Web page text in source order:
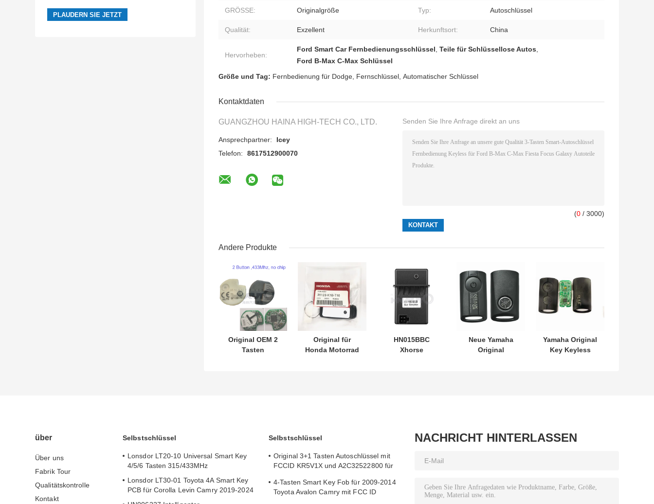
GRÖSSE: Originalgröße Typ: Autoschlüssel
Qualität: Exzellent Herkunftsort: China
Hervorheben:
Ford Smart Car Fernbedienungsschlüssel, Teile für Schlüssellose Autos,
Ford B-Max C-Max Schlüssel
Größe und Tag: Fernbedienung für Dodge, Fernschlüssel, Automatischer Schlüssel
Kontaktdaten
GUANGZHOU HAINA HIGH-TECH CO., LTD.
Ansprechpartner:
Icey
Telefon:
8617512900070
Senden Sie Ihre Anfrage direkt an uns
(0 / 3000)
Andere Produkte
Original OEM 2
Tasten
MOQ 50 Stück
Original für
Honda Motorrad
HN015BBC
Xhorse
Neue Yamaha
Original
Yamaha Original
Key Keyless
über
Über uns
Fabrik Tour
Qualitätskontrolle
Kontakt
Selbstschlüssel
Lonsdor LT20-10 Universal Smart Key
4/5/6 Tasten 315/433MHz
Lonsdor LT30-01 Toyota 4A Smart Key
PCB für Corolla Levin Camry 2019-2024
Selbstschlüssel
Original 3+1 Tasten Autoschlüssel mit
FCCID KR5V1X und A2C32522800 für
4-Tasten Smart Key Fob für 2009-2014
Toyota Avalon Camry mit FCC ID
NACHRICHT HINTERLASSEN